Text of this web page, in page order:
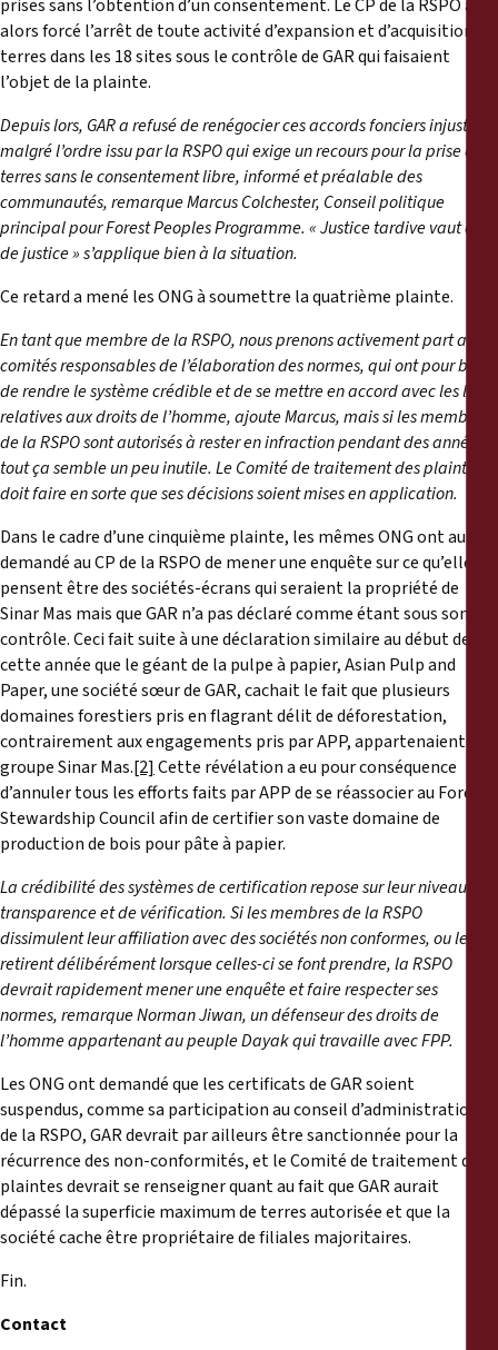
prises sans l’obtention d’un consentement. Le CP de la RSPO a
alors forcé l’arrêt de toute activité d’expansion et d’acquisition de
terres dans les 18 sites sous le contrôle de GAR qui faisaient
l’objet de la plainte.
Depuis lors, GAR a refusé de renégocier ces accords fonciers injustes,
malgré l’ordre issu par la RSPO qui exige un recours pour la prise de
terres sans le consentement libre, informé et préalable des
communautés, remarqueMarcus Colchester, Conseil politique
principal pour Forest Peoples Programme. «Justice tardive vaut déni
de justice » s’applique bien à la situation.
Ce retard a mené les ONG à soumettre la quatrième plainte.
En tant que membre de la RSPO, nous prenons activement part aux
comités responsables de l’élaboration des normes, qui ont pour but
de rendre le système crédible et de se mettre en accord avec les lois
relatives aux droits de l’homme, ajoute Marcus, mais si les membres
de la RSPO sont autorisés à rester en infraction pendant des années,
tout ça semble un peu inutile. Le Comité de traitement des plaintes
doit faire en sorte que ses décisions soient mises en application.
Dans le cadre d’une cinquième plainte, les mêmes ONG ont aussi
demandé au CP de la RSPO de mener une enquête sur ce qu’elles
pensent être des sociétés-écrans qui seraient la propriété de
Sinar Mas mais que GAR n’a pas déclaré comme étant sous son
contrôle. Ceci fait suite à une déclaration similaire au début de
cette année que le géant de la pulpe à papier, Asian Pulp and
Paper, une société sœur de GAR, cachait le fait que plusieurs
domaines forestiers pris en flagrant délit de déforestation,
contrairement aux engagements pris par APP, appartenaient au
groupe Sinar Mas.[2] Cette révélation a eu pour conséquence
d’annuler tous les efforts faits par APP de se réassocier au Forest
Stewardship Council afin de certifier son vaste domaine de
production de bois pour pâte à papier.
La crédibilité des systèmes de certification repose sur leur niveau de
transparence et de vérification. Si les membres de la RSPO
dissimulent leur affiliation avec des sociétés non conformes, ou les en
retirent délibérément lorsque celles-ci se font prendre, la RSPO
devrait rapidement mener une enquête et faire respecter ses
normes, remarqueNorman Jiwan, un défenseur des droits de
l’homme appartenant au peuple Dayak qui travaille avec FPP.
Les ONG ont demandé que les certificats de GAR soient
suspendus, comme sa participation au conseil d’administration
de la RSPO, GAR devrait par ailleurs être sanctionnée pour la
récurrence des non-conformités, et le Comité de traitement des
plaintes devrait se renseigner quant au fait que GAR aurait
dépassé la superficie maximum de terres autorisée et que la
société cache être propriétaire de filiales majoritaires.
Fin.
Contact